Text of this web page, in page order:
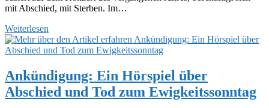
mit Abschied, mit Sterben. Im…
Weiterlesen
der
Schwelle.
Hörspiel
über
das
Ankündigung: Ein Hörspiel über
Abschied und Tod zum Ewigkeitssonntag